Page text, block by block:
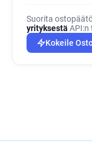
Suorita
yrityksestä API:n
Kokeile